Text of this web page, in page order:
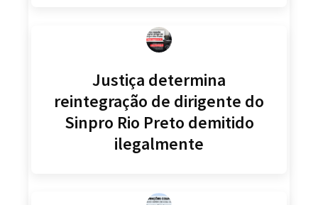
Justiça determina
reintegração de dirigente do
Sinpro Rio Preto demitido
ilegalmente